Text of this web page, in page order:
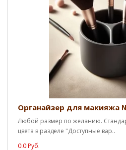
Органайзер для макияжа
Любой размер по желанию.
цвета в разделе "Доступные вар..
0.0 Руб.